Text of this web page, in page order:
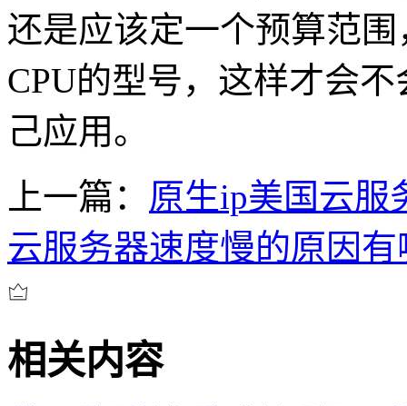
还是应该定一个预算范
CPU的型号，这样才会
己应用。
上一篇： 原生ip美国云服
云服务器速度慢的原因有
相关内容